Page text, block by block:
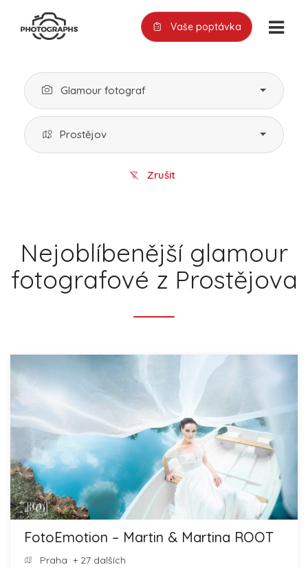
Vaše poptávka
Glamour fotograf
Prostějov
Zrušit
Nejoblíbenější glamour
fotografové z Prostějova
FotoEmotion – Martin & Martina ROOT
Praha + 27 dalších